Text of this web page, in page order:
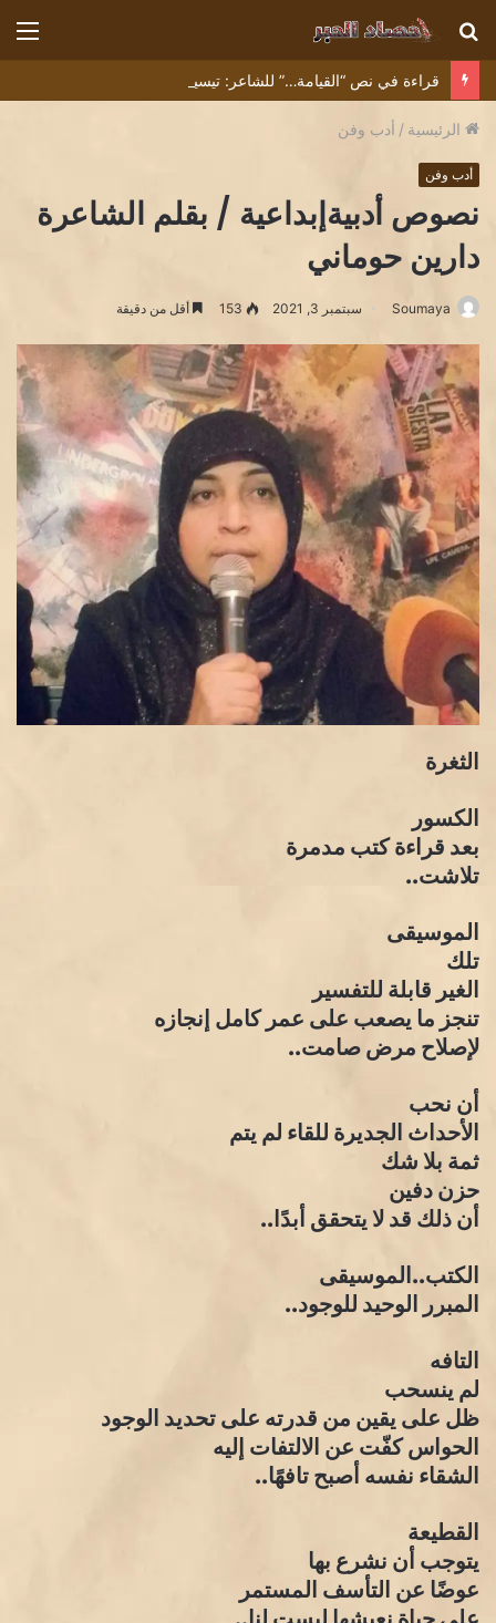
بحث
عن
الرئيسية / أدب وفن
أدب وفن
نصوص أدبيةإبداعية / بقلم الشاعرة
دارين حوماني
Soumaya سبتمبر 3, 2021 153 أقل من دقيقة
الثغرة
الكسور
بعد قراءة كتب مدمرة
تلاشت..
الموسيقى
تلك
الغير قابلة للتفسير
تنجز ما يصعب على عمر كامل إنجازه
لإصلاح مرض صامت..
أن نحب
الأحداث الجديرة للقاء لم يتم
ثمة بلا شك
حزن دفين
أن ذلك قد لا يتحقق أبدًا..
الكتب..الموسيقى
المبرر الوحيد للوجود..
التافه
لم ينسحب
ظل على يقين من قدرته على تحديد الوجود
الحواس كفّت عن الالتفات إليه
الشقاء نفسه أصبح تافهًا..
القطيعة
يتوجب أن نشرع بها
عوضًا عن التأسف المستمر